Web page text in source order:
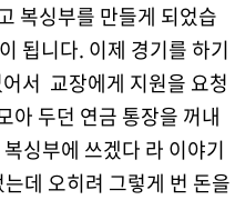
복싱부를 만들게 되었습
됩니다. 이제 경기를 하기
서 교장에게 지원을 요청
아 두던 연금 통장을 꺼내
싱부에 쓰겠다 라 이야기
데 오히려 그렇게 번 돈을